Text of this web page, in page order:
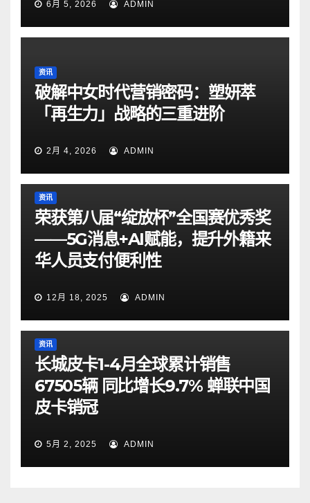
6月 5, 2026 ADMIN
资讯
破解中女时代营销密码：塑妍萃
「再生力」战略的三重进阶
2月 4, 2026 ADMIN
资讯
荣获第八届“绽放杯”全国赛优秀奖
——5G消息+AI赋能，提升外籍来
华人员支付便利性
12月 18, 2025 ADMIN
资讯
长城皮卡1-4月全球累计销售
67505辆 同比增长9.7% 蝉联中国
皮卡销冠
5月 2, 2025 ADMIN